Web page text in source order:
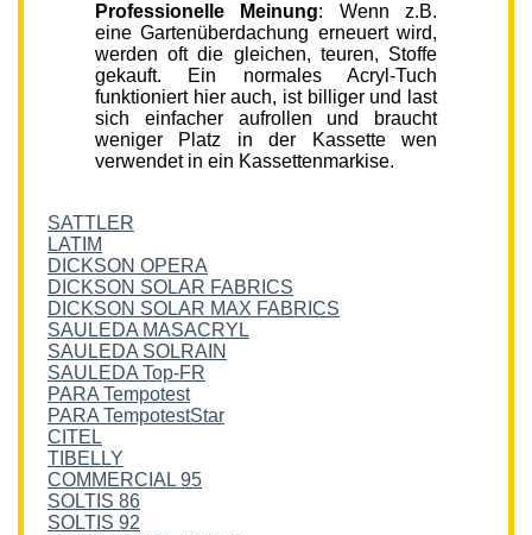
Professionelle Meinung: Wenn z.B.
eine Gartenüberdachung erneuert wird,
werden oft die gleichen, teuren, Stoffe
gekauft. Ein normales Acryl-Tuch
funktioniert hier auch, ist billiger und last
sich einfacher aufrollen und braucht
weniger Platz in der Kassette wen
verwendet in ein Kassettenmarkise.
SATTLER
LATIM
DICKSON OPERA
DICKSON SOLAR FABRICS
DICKSON SOLAR MAX FABRICS
SAULEDA MASACRYL
SAULEDA SOLRAIN
SAULEDA Top-FR
PARA Tempotest
PARA TempotestStar
CITEL
TIBELLY
COMMERCIAL 95
SOLTIS 86
SOLTIS 92